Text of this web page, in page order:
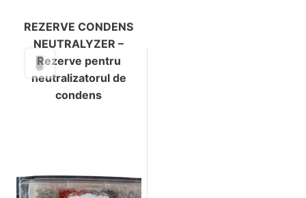
REZERVE CONDENS
NEUTRALYZER –
Rezerve pentru
neutralizatorul de
condens